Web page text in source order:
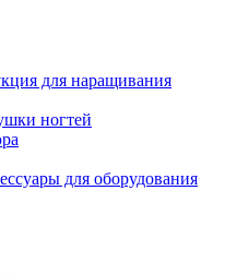
для наращивания
ногтей
для оборудования